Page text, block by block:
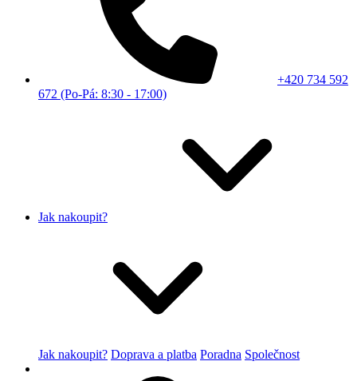
+420 734 592
672 (Po-Pá: 8:30 - 17:00)
Jak nakoupit?
Jak nakoupit? Doprava a platba Poradna Společnost